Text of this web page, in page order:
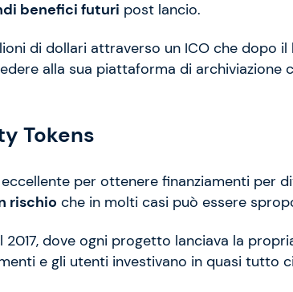
benefici futuri post lancio.
di dollari attraverso un ICO che dopo il
alla sua piattaforma di archiviazione
Tokens
per ottenere finanziamenti per
rischio che in molti casi può essere
dove ogni progetto lanciava la
e gli utenti investivano in quasi tutto